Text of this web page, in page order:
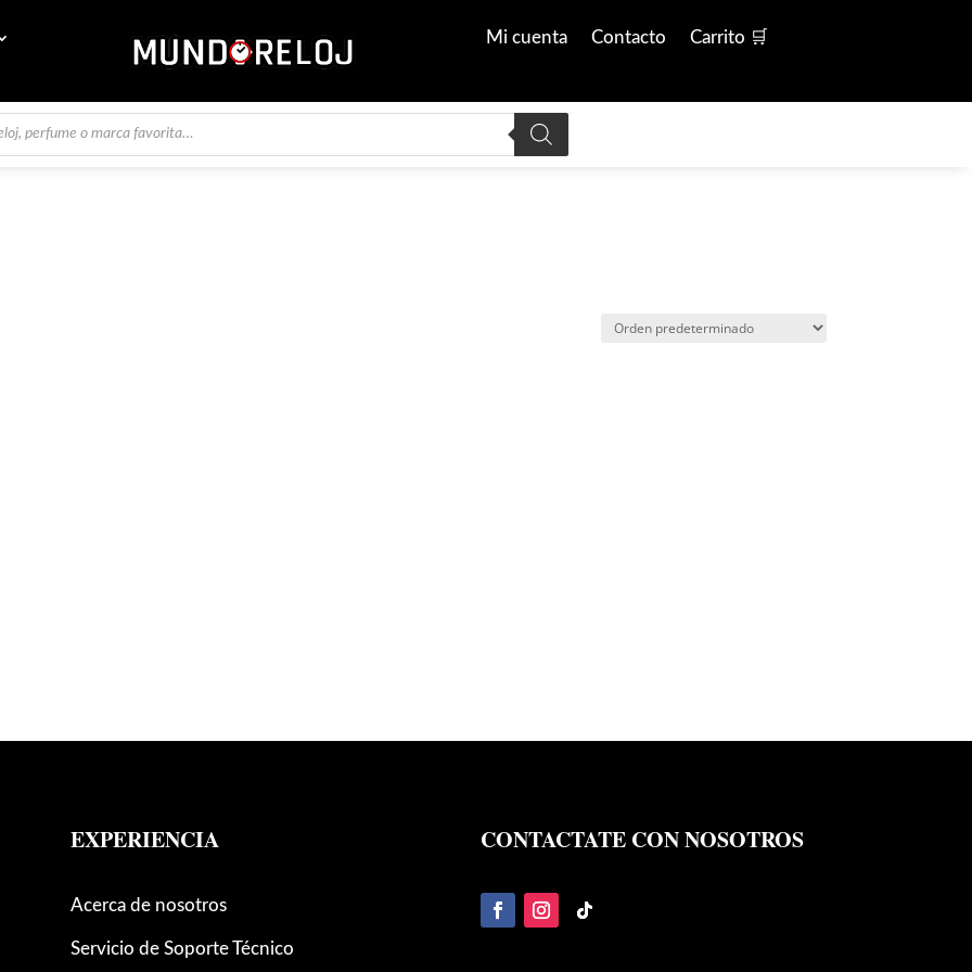
Mi cuenta Contacto Carrito 🛒
EXPERIENCIA
Acerca de nosotros
Servicio de Soporte Técnico
CONTACTATE CON NOSOTROS